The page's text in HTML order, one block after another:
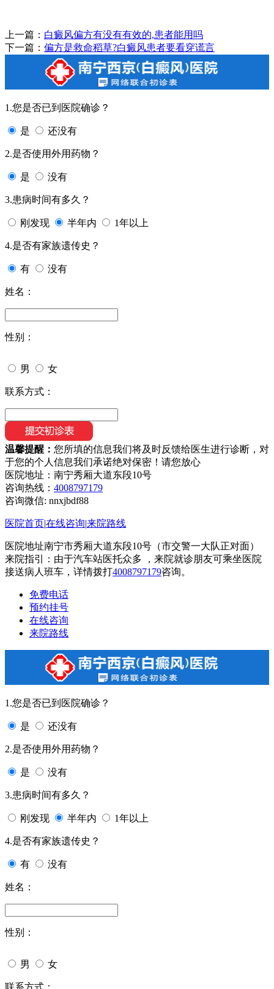
上一篇： 白癜风偏方有没有有效的,患者能用吗
下一篇： 偏方是救命稻草?白癜风患者要看穿谎言
1.您是否已到医院确诊？
是 还没有
2.是否使用外用药物？
是 没有
3.患病时间有多久？
刚发现 半年内 1年以上
4.是否有家族遗传史？
有 没有
姓名：
性别：
男 女
联系方式：
温馨提醒： 您所填的信息我们将及时反馈给医生进行诊断，对
于您的个人信息我们承诺绝对保密！请您放心
医院地址：南宁秀厢大道东段10号
咨询热线： 4008797179
咨询微信: nnxjbdf88
医院首页|在线咨询|来院路线
医院地址南宁市秀厢大道东段10号（市交警一大队正对面）
来院指引：由于汽车站医托众多 ，来院就诊朋友可乘坐医院
接送病人班车，详情拨打4008797179咨询。
免费电话
预约挂号
在线咨询
来院路线
1.您是否已到医院确诊？
是 还没有
2.是否使用外用药物？
是 没有
3.患病时间有多久？
刚发现 半年内 1年以上
4.是否有家族遗传史？
有 没有
姓名：
性别：
男 女
联系方式：